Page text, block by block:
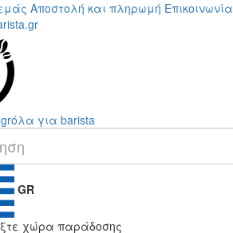
Αποστολή και πληρωμή Επικοινωνία
όλα για barista
GR
χώρα παράδοσης